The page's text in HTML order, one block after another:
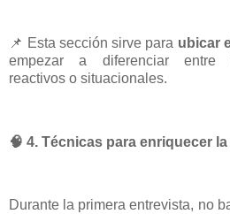
📌 Esta sección sirve para ubicar
empezar a diferenciar entre
reactivos o situacionales.
🧠 4. Técnicas para enriquecer
Durante la primera entrevista, no